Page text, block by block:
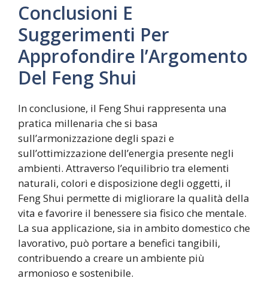
Conclusioni E
Suggerimenti Per
Approfondire l’Argomento
Del Feng Shui
In conclusione, il Feng Shui rappresenta una
pratica millenaria che si basa
sull’armonizzazione degli spazi e
sull’ottimizzazione dell’energia presente negli
ambienti. Attraverso l’equilibrio tra elementi
naturali, colori e disposizione degli oggetti, il
Feng Shui permette di migliorare la qualità della
vita e favorire il benessere sia fisico che mentale.
La sua applicazione, sia in ambito domestico che
lavorativo, può portare a benefici tangibili,
contribuendo a creare un ambiente più
armonioso e sostenibile.